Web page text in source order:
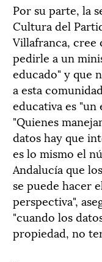
Por su parte, la
Cultura del
Villafranca, cree
pedirle a un
educado" y que
a esta
educativa es "un
"Quienes
datos hay que
es lo mismo el
Andalucía que
se puede hacer
perspectiva",
"cuando los
propiedad, no